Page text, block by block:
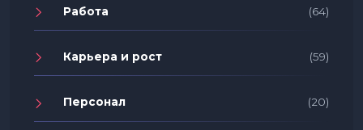
Работа (64)
Карьера и рост (59)
Персонал (20)